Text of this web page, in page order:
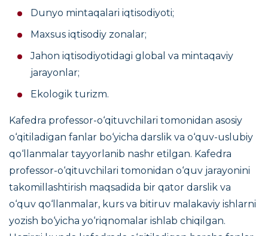
Dunyo mintaqalari iqtisodiyoti;
Maxsus iqtisodiy zonalar;
Jahon iqtisodiyotidagi global va mintaqaviy
jarayonlar;
Ekologik turizm.
Kafedra professor-o‘qituvchilari tomonidan asosiy
o‘qitiladigan fanlar bo‘yicha darslik va o‘quv-uslubiy
qo‘llanmalar tayyorlanib nashr etilgan. Kafedra
professor-o‘qituvchilari tomonidan o‘quv jarayonini
takomillashtirish maqsadida bir qator darslik va
o‘quv qo‘llanmalar, kurs va bitiruv malakaviy ishlarni
yozish bo‘yicha yo‘riqnomalar ishlab chiqilgan.